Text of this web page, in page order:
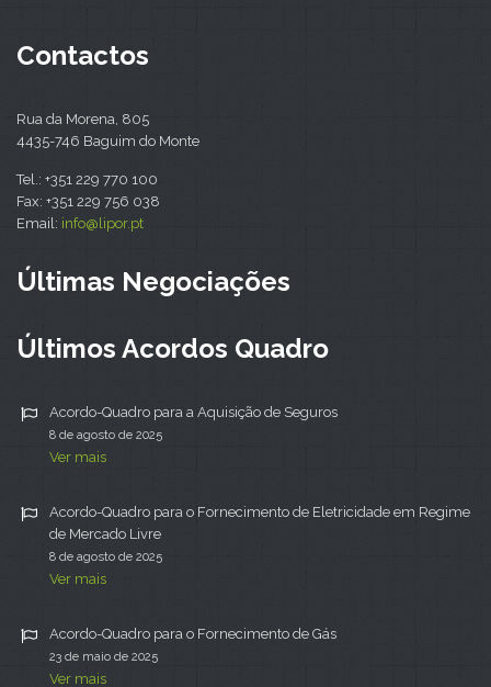
Contactos
Rua da Morena, 805
4435-746 Baguim do Monte
Tel.: +351 229 770 100
Fax: +351 229 756 038
Email: info@lipor.pt
Últimas Negociações
Últimos Acordos Quadro
Acordo-Quadro para a Aquisição de Seguros
8 de agosto de 2025
Ver mais
Acordo-Quadro para o Fornecimento de Eletricidade em Regime
de Mercado Livre
8 de agosto de 2025
Ver mais
Acordo-Quadro para o Fornecimento de Gás
23 de maio de 2025
Ver mais